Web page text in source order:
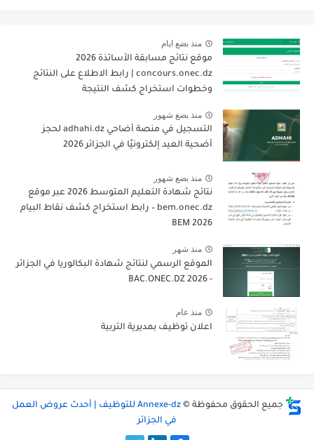
منذ بضع ايام
موقع نتائج مسابقة الأساتذة 2026
concours.onec.dz | رابط الاطلاع على النتائج
وخطوات استخراج كشف النتيجة
منذ بضع شهور
التسجيل في منصة أضاحي adhahi.dz لحجز
أضحية العيد إلكترونيًا في الجزائر 2026
منذ بضع شهور
نتائج شهادة التعليم المتوسط 2026 عبر موقع
bem.onec.dz – رابط استخراج كشف نقاط البيام
BEM 2026
منذ شهر
الموقع الرسمي لنتائج شهادة البكالوريا في الجزائر
- 2026 BAC.ONEC.DZ
منذ عام
اعلان توظيف بمديرية التربية
جميع الحقوق محفوظة ©
Annexe-dz للتوظيف | أحدث عروض العمل
في الجزائر